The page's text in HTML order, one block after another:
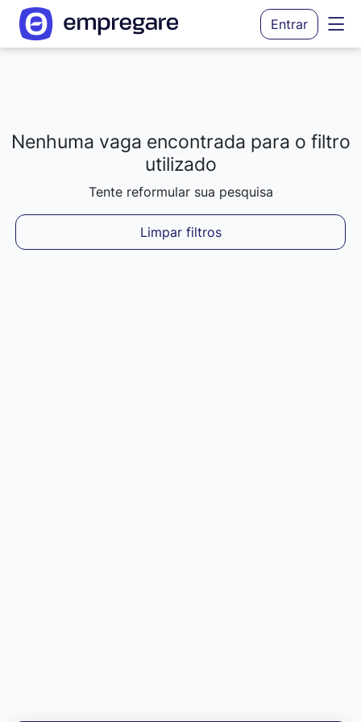
Entrar
Carregando resultados...
Nenhuma vaga encontrada para o filtro
utilizado
Tente reformular sua pesquisa
Limpar filtros